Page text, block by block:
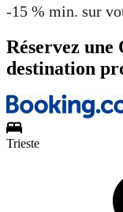
-15 % min. sur
Réservez
destination
Trieste